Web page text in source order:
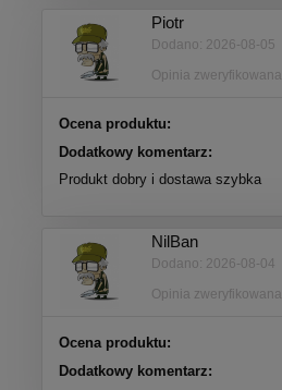
Piotr
Dodano: 2026-08-05
Opinia zweryfikowana
Ocena produktu:
Dodatkowy komentarz:
Produkt dobry i dostawa szybka
NilBan
Dodano: 2026-08-04
Opinia zweryfikowana
Ocena produktu:
Dodatkowy komentarz: